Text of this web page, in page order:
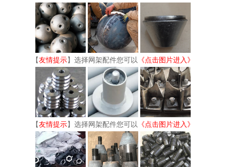
【友情提示】选择网架配件您可以 《点击图片进入》
【友情提示】选择网架配件您可以 《点击图片进入》